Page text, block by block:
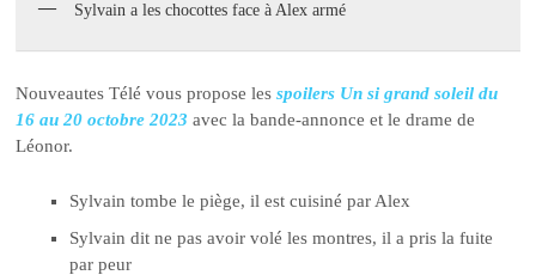
Sylvain a les chocottes face à Alex armé
Nouveautes Télé vous propose lesspoilers Un si grand soleil du
16 au 20 octobre 2023 avec la bande-annonce et le drame de
Léonor.
Sylvain tombe le piège, il est cuisiné par Alex
Sylvain dit ne pas avoir volé les montres, il a pris la fuite
par peur